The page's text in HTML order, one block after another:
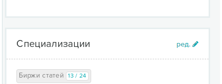
Специализации
Биржи статей 13 / 24